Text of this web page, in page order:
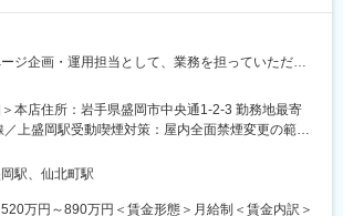
す。これらの研修会、研修派遣には公募制も採用
意欲に溢れる行員のキャリアアップを支援していま
は「信用」の担い手である「人」であり、「人」
成長、地域社会の発展につながっていくと考えて
業界が目まぐるしく変化し続ける今こそ、環境の変
向かい、既成の価値観にとらわれない斬新な発想
献したいという熱い「想い」を「形」にできるフ
ジ企画・運用担当として、業務を担っていただき
の企画・運用を担い、既存顧客の自己解決率向上と
得強化を推進していただきます。
行動や問い合わせデータをもとに、情報設計・コン
改善を継続し、「探しやすく、分かりやすく、解決
本店住所：岩手県盛岡市中央通1-2-3 勤務地最寄
／上盛岡駅受動喫煙対策：屋内全面禁煙変更の範
める事業所（リモートワーク含む）
駅、仙北町駅
万円～890万円＜賃金形態＞月給制＜賃金内訳＞